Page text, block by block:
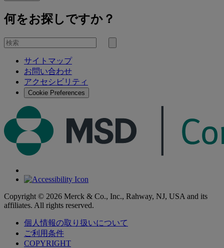
何をお探しですか？
を
検
サイトマップ
お問い合わせ
アクセシビリティ
Cookie Preferences
Copyright © 2026 Merck & Co., Inc., Rahway, NJ, USA and its
affiliates. All rights reserved.
個人情報の取り扱いについて
ご利用条件
COPYRIGHT